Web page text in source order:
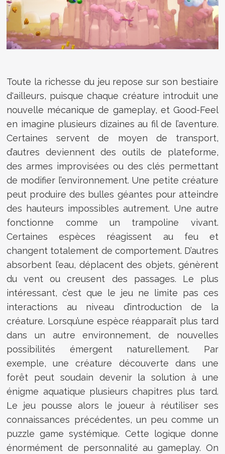
Toute la richesse du jeu repose sur son bestiaire
d'ailleurs, puisque chaque créature introduit une
nouvelle mécanique de gameplay, et Good-Feel
en imagine plusieurs dizaines au fil de l’aventure.
Certaines servent de moyen de transport,
d’autres deviennent des outils de plateforme,
des armes improvisées ou des clés permettant
de modifier l’environnement. Une petite créature
peut produire des bulles géantes pour atteindre
des hauteurs impossibles autrement. Une autre
fonctionne comme un trampoline vivant.
Certaines espèces réagissent au feu et
changent totalement de comportement. D’autres
absorbent l’eau, déplacent des objets, génèrent
du vent ou creusent des passages. Le plus
intéressant, c’est que le jeu ne limite pas ces
interactions au niveau d’introduction de la
créature. Lorsqu’une espèce réapparaît plus tard
dans un autre environnement, de nouvelles
possibilités émergent naturellement. Par
exemple, une créature découverte dans une
forêt peut soudain devenir la solution à une
énigme aquatique plusieurs chapitres plus tard.
Le jeu pousse alors le joueur à réutiliser ses
connaissances précédentes, un peu comme un
puzzle game systémique. Cette logique donne
énormément de personnalité au gameplay. On